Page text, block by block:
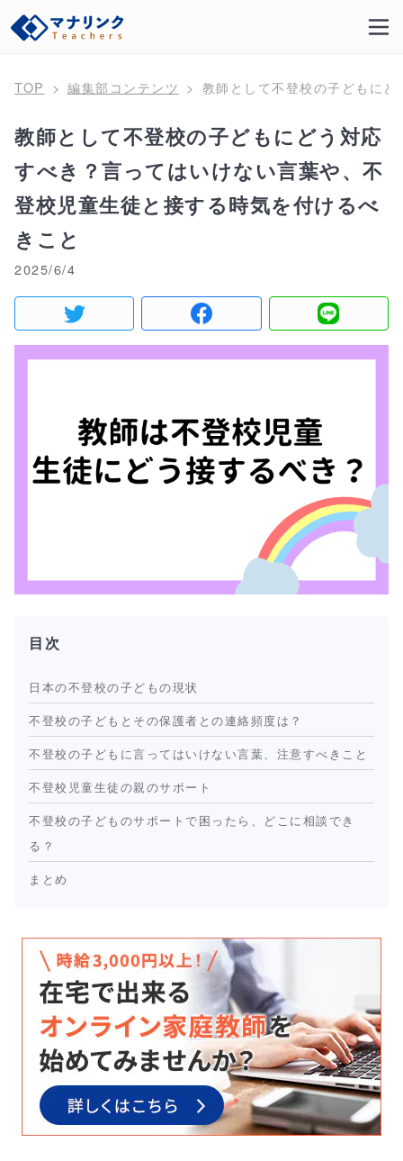
TOP 編集部コンテンツ 教師として不登校の子どもに
教師として不登校の子どもにどう対応
すべき？言ってはいけない言葉や、不
登校児童生徒と接する時気を付けるべ
きこと
2025/6/4
目次
日本の不登校の子どもの現状
不登校の子どもとその保護者との連絡頻度は？
不登校の子どもに言ってはいけない言葉、注意すべきこと
不登校児童生徒の親のサポート
不登校の子どものサポートで困ったら、どこに相談でき
る？
まとめ